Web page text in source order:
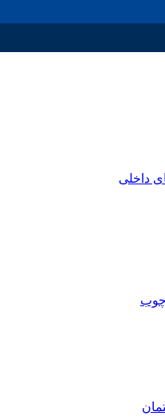
داخلی
چوب